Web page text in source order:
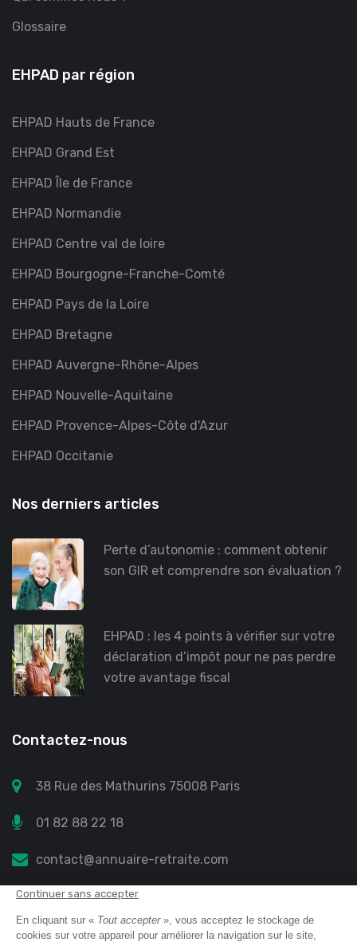
Glossaire
EHPAD par région
EHPAD Hauts de France
EHPAD Grand Est
EHPAD Île de France
EHPAD Normandie
EHPAD Centre val de loire
EHPAD Bourgogne-Franche-Comté
EHPAD Pays de la Loire
EHPAD Bretagne
EHPAD Auvergne-Rhône-Alpes
EHPAD Nouvelle-Aquitaine
EHPAD Provence-Alpes-Côte d'Azur
EHPAD Occitanie
Nos derniers articles
Perte d’autonomie : comment obtenir
son GIR et comprendre son évaluation ?
EHPAD : les 4 points à vérifier sur votre
déclaration d’impôt pour ne pas perdre
votre avantage fiscal
Contactez-nous
38 Rue des Mathurins 75008 Paris
01 82 88 22 18
contact@annuaire-retraite.com